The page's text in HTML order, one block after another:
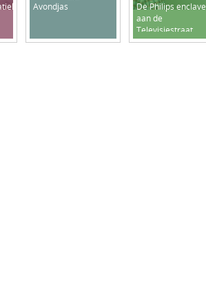
Avondjas
De Philips enclave
aan de
Televisiestraat